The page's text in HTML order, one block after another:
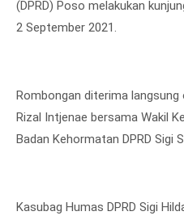
(DPRD) Poso melakukan
2 September 2021.
Rombongan diterima langsung
Rizal Intjenae bersama Wakil
Badan Kehormatan DPRD Sigi
Kasubag Humas DPRD Sigi